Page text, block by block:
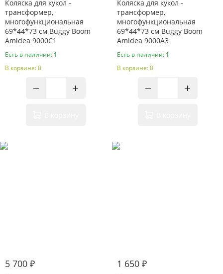
Коляска для кукол -
трансформер,
многофункциональная
69*44*73 см Buggy Boom
Amidea 9000C1
Есть в наличии: 1
В корзине: 0
Коляска для кукол -
трансформер,
многофункциональная
69*44*73 см Buggy Boom
Amidea 9000A3
Есть в наличии: 1
В корзине: 0
5 700 ₽ 1 650 ₽